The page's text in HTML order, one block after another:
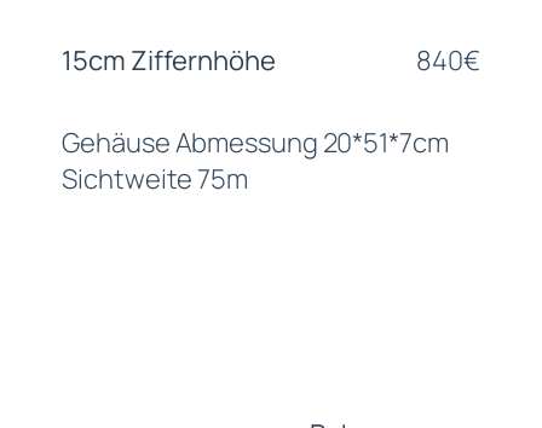
15cm Ziffernhöhe 840€
Gehäuse Abmessung 20*51*7cm
Sichtweite 75m